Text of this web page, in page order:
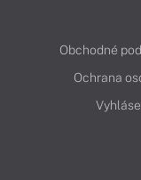
Obchodné
Ochrana